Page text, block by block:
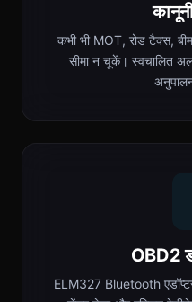
कभी भी MOT, रोड टैक्स,
सीमा न चूकें। स्वचालित
OBD2
ELM327 Bluetooth